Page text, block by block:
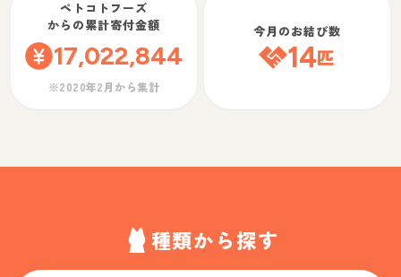
ペトコトフーズ
からの累計寄付金額
17,022,844
※2020年2月から集計
今月のお結び数
14匹
種類から探す